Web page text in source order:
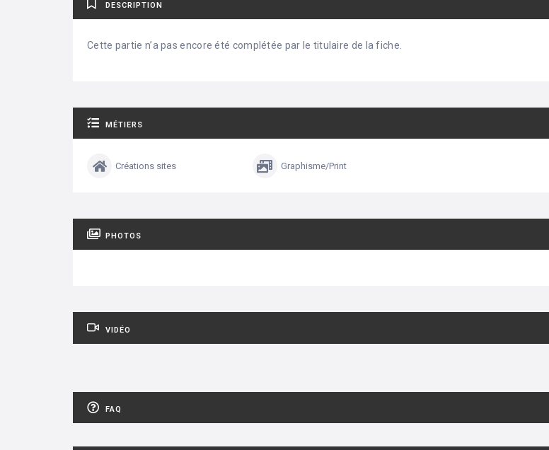
DESCRIPTION
Cette partie n’a pas encore été complétée par le titulaire de la fiche.
MÉTIERS
Créations sites Graphisme/Print
PHOTOS
VIDÉO
FAQ